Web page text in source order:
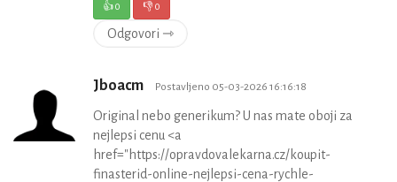
👍0 👎0
Odgovori ⇾
Jboacm Postavljeno 05-03-2026 16:16:18
Original nebo generikum? U nas mate oboji za
nejlepsi cenu <a
href="https://opravdovalekarna.cz/koupit-
finasterid-online-nejlepsi-cena-rychle-